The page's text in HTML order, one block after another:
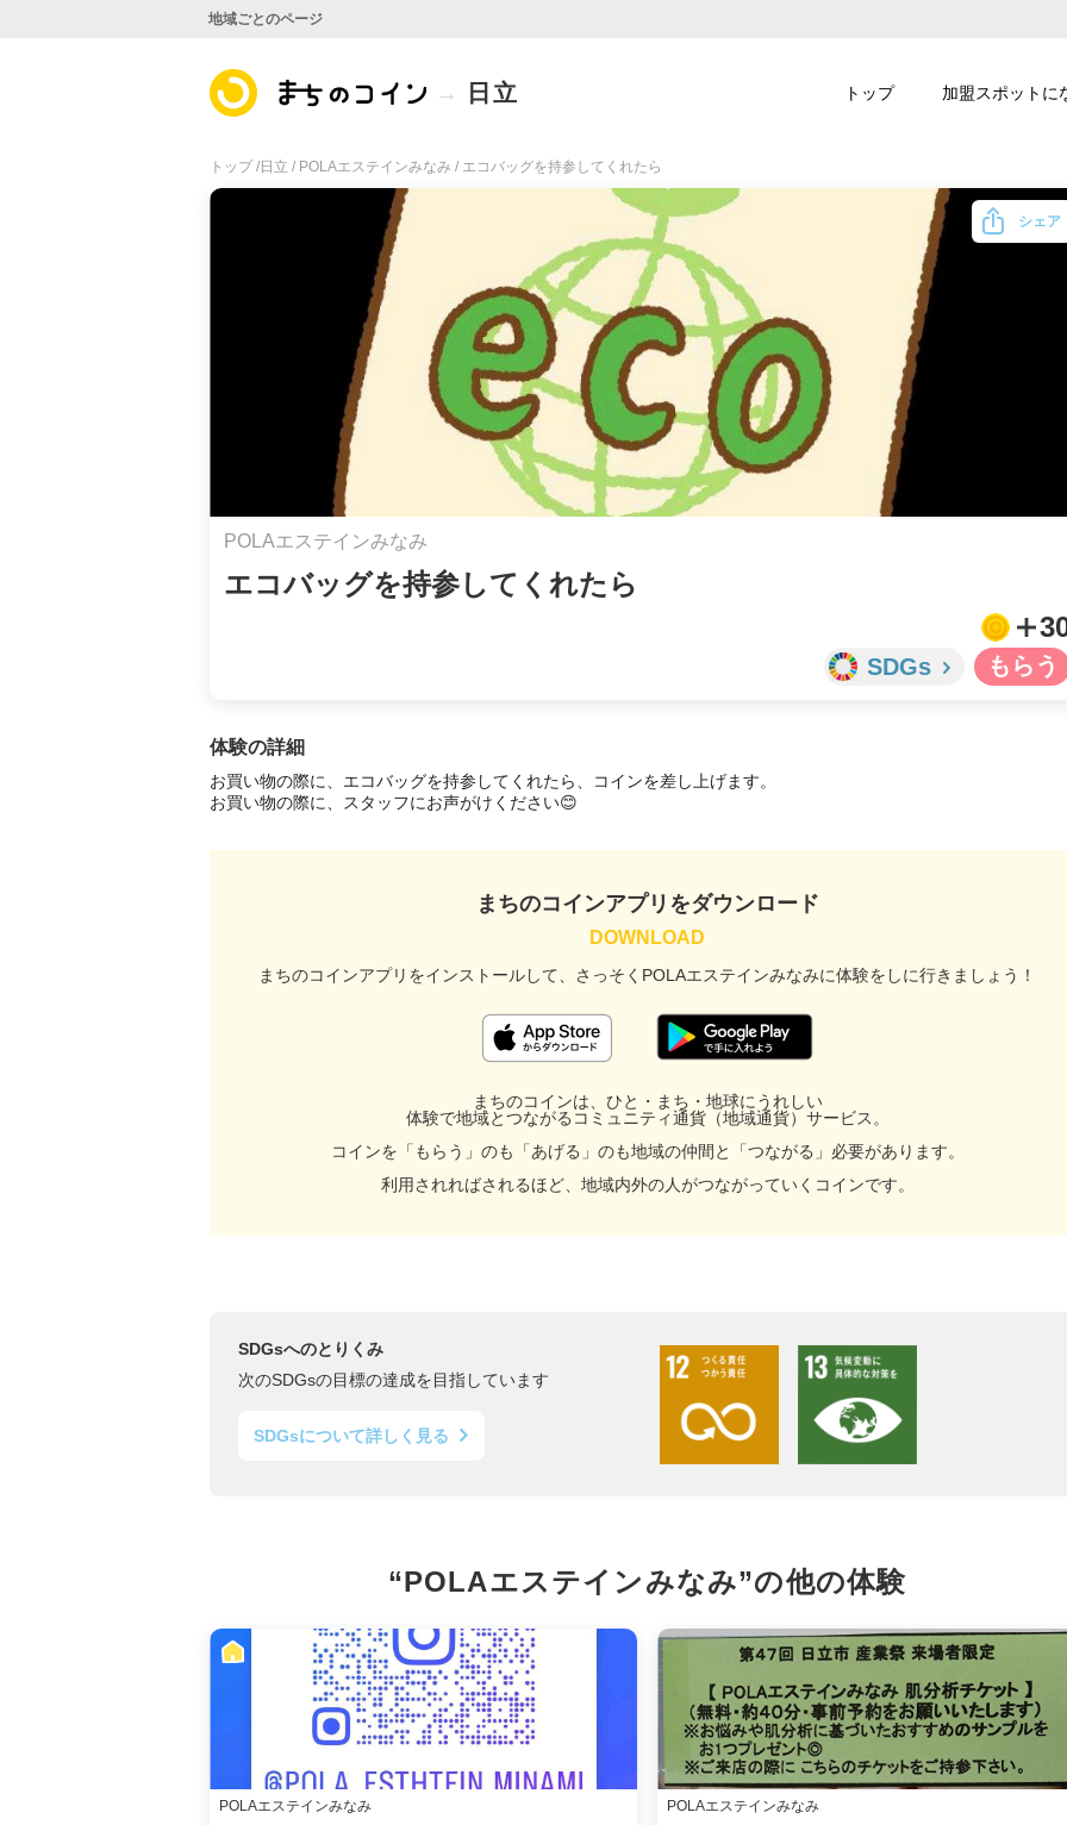
トップ / 日立 / POLAエステインみなみ / エコバッグを持参してくれたら
POLAエステインみなみ
エコバッグを持参してくれたら
SDGs
シェア
LINE
メール
URLをコピー
体験の詳細
お買い物の際に、エコバッグを持参してくれたら、コインを差し上げます。
お買い物の際に、スタッフにお声がけください😊
まちのコインアプリをダウンロード
まちのコインアプリをインストールして、 さっそくPOLAエステインみなみに体験をしに行きましょう！
まちのコインは、ひと・まち・地球にうれしい
体験で地域とつながるコミュニティ通貨（地域通貨）サービス。
コインを「もらう」のも「あげる」のも地域の仲間と「つながる」必要があります。
利用されればされるほど、地域内外の人がつながっていくコインです。
SDGsへのとりくみ
次のSDGsの目標の達成を目指しています
SDGsについて詳しく見る
“POLAエステインみなみ”の他の体験
POLAエステインみなみ POLAエステインみなみ
地域ごとのページ
トップ 加盟スポットに
日立